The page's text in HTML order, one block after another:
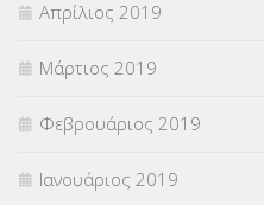
Απρίλιος 2019
Μάρτιος 2019
Φεβρουάριος 2019
Ιανουάριος 2019